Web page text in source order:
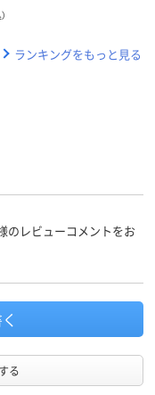
ランキングをもっと見る
のレビューコメントをお
る